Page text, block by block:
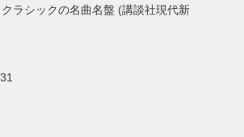
ラシックの名曲名盤 (講談社現代新